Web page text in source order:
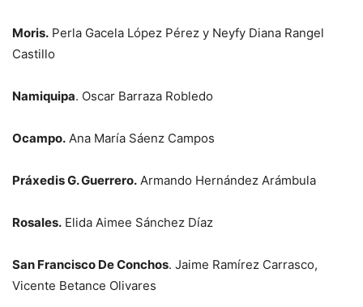
Moris. Perla Gacela López Pérez y Neyfy Diana Rangel
Castillo
Namiquipa. Oscar Barraza Robledo
Ocampo. Ana María Sáenz Campos
Práxedis G. Guerrero. Armando Hernández Arámbula
Rosales. Elida Aimee Sánchez Díaz
San Francisco De Conchos. Jaime Ramírez Carrasco,
Vicente Betance Olivares